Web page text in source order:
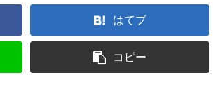
はてブ
コピー